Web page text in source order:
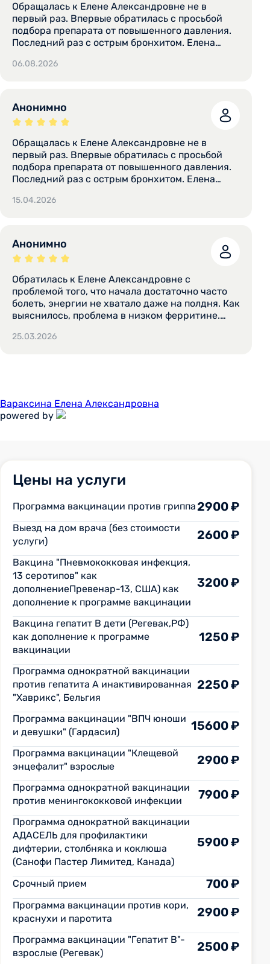
Обращалась к Елене Александровне не в
первый раз. Впервые обратилась с просьбой
подбора препарата от повышенного давления.
Последний раз с острым бронхитом. Елена
выслушала, назначила курс лечения,
решена. Очень рекомендую всем этого
06.08.2026
Анонимно
Обращалась к Елене Александровне не в
первый раз. Впервые обратилась с просьбой
подбора препарата от повышенного давления.
Последний раз с острым бронхитом. Елена
выслушала, назначила курс лечения,
решена. Очень рекомендую всем этого
15.04.2026
Анонимно
Обратилась к Елене Александровне с
проблемой того, что начала достаточно часто
болеть, энергии не хватало даже на полдня. Как
выяснилось, проблема в низком ферритине.
Внимательность, чуткость и вовлеченность
25.03.2026
Вараксина Елена Александровна
powered by
Цены на услуги
Программа вакцинации против гриппа2900 ₽
Выезд на дом врача (без стоимости
услуги)
2600 ₽
Вакцина "Пневмококковая инфекция,
13 серотипов" как
дополнениеПревенар-13, США) как
дополнение к программе вакцинации
3200 ₽
Вакцина гепатит В дети (Регевак,РФ)
как дополнение к программе
вакцинации
1250 ₽
Программа однократной вакцинации
против гепатита А инактивированная
"Хаврикс", Бельгия
2250 ₽
Программа вакцинации "ВПЧ юноши
и девушки" (Гардасил)
15600 ₽
Программа вакцинации "Клещевой
энцефалит" взрослые
2900 ₽
Программа однократной вакцинации
против менингококковой инфекции
7900 ₽
Программа однократной вакцинации
АДАСЕЛЬ для профилактики
дифтерии, столбняка и коклюша
(Санофи Пастер Лимитед, Канада)
5900 ₽
Срочный прием 700 ₽
Программа вакцинации против кори,
краснухи и паротита
2900 ₽
Программа вакцинации "Гепатит В"-
взрослые (Регевак)
2500 ₽